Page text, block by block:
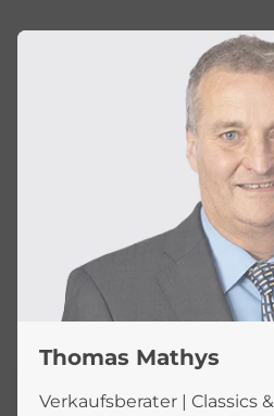
Thomas Mathys
Verkaufsberater | Classics